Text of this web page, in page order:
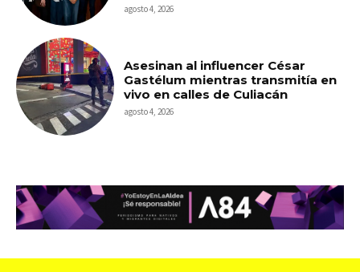
agosto 4, 2026
Asesinan al influencer César
Gastélum mientras transmitía en
vivo en calles de Culiacán
agosto 4, 2026